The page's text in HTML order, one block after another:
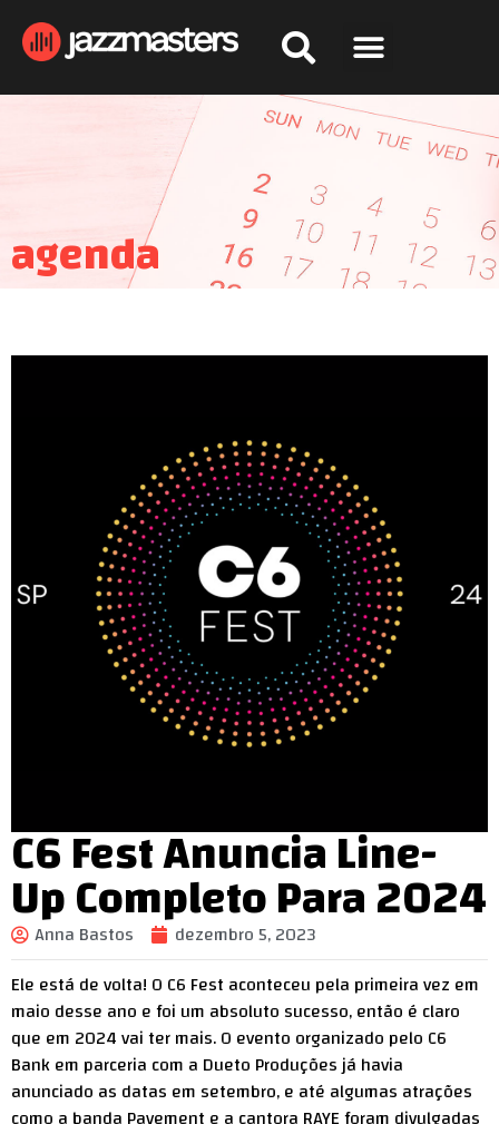
agenda
C6 Fest Anuncia Line-
Up Completo Para 2024
Anna Bastos
dezembro 5, 2023
Ele está de volta! O C6 Fest aconteceu pela primeira vez em
maio desse ano e foi um absoluto sucesso, então é claro
que em 2024 vai ter mais. O evento organizado pelo C6
Bank em parceria com a Dueto Produções já havia
anunciado as datas em setembro, e até algumas atrações